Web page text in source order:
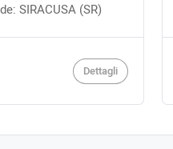
SIRACUSA (SR)
Dettagli